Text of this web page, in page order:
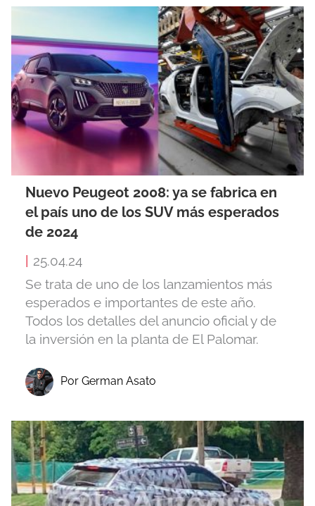
Nuevo Peugeot 2008: ya se fabrica en
el país uno de los SUV más esperados
de 2024
25.04.24
Se trata de uno de los lanzamientos más
esperados e importantes de este año.
Todos los detalles del anuncio oficial y de
la inversión en la planta de El Palomar.
Por German Asato